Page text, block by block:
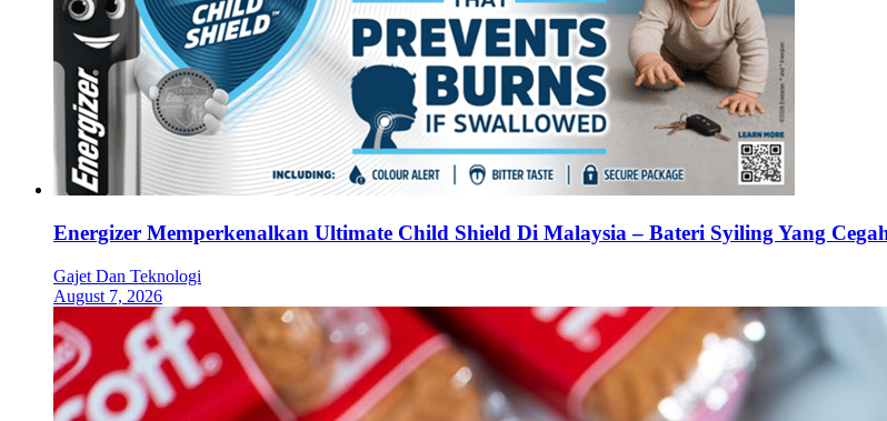
Energizer Memperkenalkan Ultimate Child Shield Di Malaysia – Bateri Syiling Yang
Gajet Dan Teknologi
August 7, 2026